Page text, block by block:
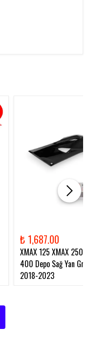
₺ 1,687.00
XMAX 125 XMAX 250
400 Depo Sağ Yan
2018-2023